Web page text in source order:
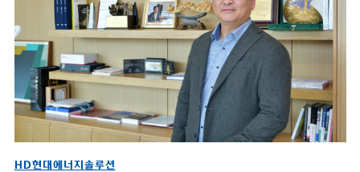
HD현대에너지솔루션